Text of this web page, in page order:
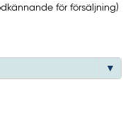
för försäljning)